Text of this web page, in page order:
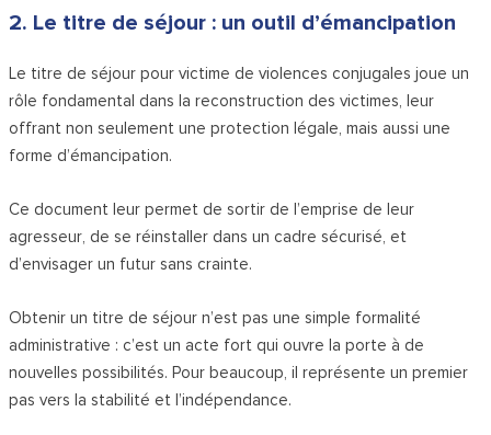
2. Le titre de séjour : un outil d’émancipation
Le titre de séjour pour victime de violences conjugales joue un
rôle fondamental dans la reconstruction des victimes, leur
offrant non seulement une protection légale, mais aussi une
forme d’émancipation.
Ce document leur permet de sortir de l’emprise de leur
agresseur, de se réinstaller dans un cadre sécurisé, et
d’envisager un futur sans crainte.
Obtenir un titre de séjour n’est pas une simple formalité
administrative : c’est un acte fort qui ouvre la porte à de
nouvelles possibilités. Pour beaucoup, il représente un premier
pas vers la stabilité et l’indépendance.